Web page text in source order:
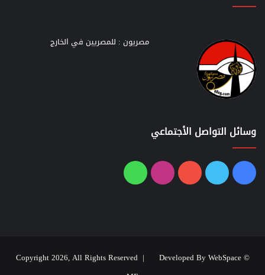
مصريون : للمصريين في الخارج
وسائل التواصل الأجتماعي
فيسبوك
تويتر يوتيوبانستقرامواتساب
© Copyright 2026, All Rights Reserved |
Developed By WebSpace